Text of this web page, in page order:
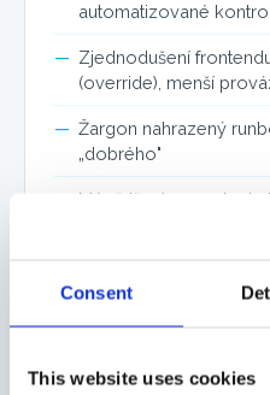
Consent
This website uses cookies
automatizované
Zjednodušení
(override), menší
Žargon nahrazený
„dobrého"
Méně tření pro
03